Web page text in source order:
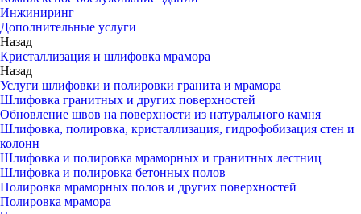
Инжиниринг
Дополнительные услуги
Назад
Кристаллизация и шлифовка мрамора
Назад
Услуги шлифовки и полировки гранита и мрамора
Шлифовка гранитных и других поверхностей
Обновление швов на поверхности из натурального камня
Шлифовка, полировка, кристаллизация, гидрофобизация стен и
колонн
Шлифовка и полировка мраморных и гранитных лестниц
Шлифовка и полировка бетонных полов
Полировка мраморных полов и других поверхностей
Полировка мрамора